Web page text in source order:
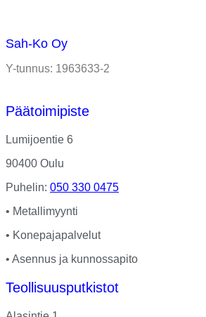
Sah-Ko Oy
Y-tunnus: 1963633-2
Päätoimipiste
Lumijoentie 6
90400 Oulu
Puhelin: 050 330 0475
• Metallimyynti
• Konepajapalvelut
• Asennus ja kunnossapito
Teollisuusputkistot